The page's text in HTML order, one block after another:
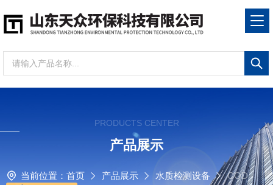
PRODUCTS CENTER
产品展示
当前位置： 首页 产品展示 水质检测设备
COD